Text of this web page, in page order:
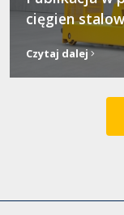
cięgien
Czytaj dalej